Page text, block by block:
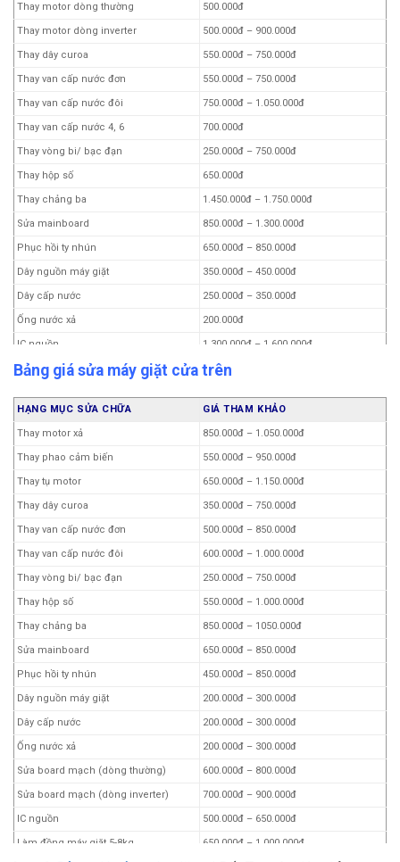
Thay motor dòng thường 500.000đ
Thay motor dòng inverter 500.000đ – 900.000đ
Thay dây curoa 550.000đ – 750.000đ
Thay van cấp nước đơn 550.000đ – 750.000đ
Thay van cấp nước đôi 750.000đ – 1.050.000đ
Thay van cấp nước 4, 6 700.000đ
Thay vòng bi/ bạc đạn 250.000đ – 750.000đ
Thay hộp số 650.000đ
Thay chảng ba 1.450.000đ – 1.750.000đ
Sửa mainboard 850.000đ – 1.300.000đ
Phục hồi ty nhún 650.000đ – 850.000đ
Dây nguồn máy giặt 350.000đ – 450.000đ
Dây cấp nước 250.000đ – 350.000đ
Ống nước xả 200.000đ
IC nguồn 1.300.000đ – 1.600.000đ
Thay bộ nguồn (dòng inverter) 1.650.000đ – 2.550.000đ
(mâm từ)
1.800.000đ – 2.200.000đ
Làm đồng máy giặt 5-8 kg 1.200.000đ – 1.700.000đ
Làm đồng máy giặt 8.5-12 kg 1.400.000đ – 1.800.000đ
Tay nắm cánh cửa 850.000đ – 950.000đ
Công tắc cửa 250.000đ – 1.000.000đ
Thi công đường ống cấp nước 250.000đ – 400.000đ
Vệ sinh máy giặt 300.000đ – 850.000đ
Chân kê máy giặt 150.000đ
Thay túi lưới lọc máy giặt 10.000đ
Bu lông ốc (3 cái) 15.000đ
Lò xo côn 10.000đ
Ốc đóng mâm 30.000đ
Mâm máy giặt 150.000đ
Con lăn mâm máy giặt 60.000đ
Đầu nối ren dây cấp nước 10.000đ
Lò xo xoáy máy giặt 25.000đ
Móc chốt khoá cửa máy giặt 25.000đ
Cảo mâm máy giặt 130.000đ
Vải che bụi máy giặt 115.000đ
Bảng giá sửa máy giặt cửa trên
HẠNG MỤC SỬA CHỮA GIÁ THAM KHẢO
Thay motor xả 850.000đ – 1.050.000đ
Thay phao cảm biến 550.000đ – 950.000đ
Thay tụ motor 650.000đ – 1.150.000đ
Thay dây curoa 350.000đ – 750.000đ
Thay van cấp nước đơn 500.000đ – 850.000đ
Thay van cấp nước đôi 600.000đ – 1.000.000đ
Thay vòng bi/ bạc đạn 250.000đ – 750.000đ
Thay hộp số 550.000đ – 1.000.000đ
Thay chảng ba 850.000đ – 1050.000đ
Sửa mainboard 650.000đ – 850.000đ
Phục hồi ty nhún 450.000đ – 850.000đ
Dây nguồn máy giặt 200.000đ – 300.000đ
Dây cấp nước 200.000đ – 300.000đ
Ống nước xả 200.000đ – 300.000đ
Sửa board mạch (dòng thường) 600.000đ – 800.000đ
Sửa board mạch (dòng inverter) 700.000đ – 900.000đ
IC nguồn 500.000đ – 650.000đ
Làm đồng máy giặt 5-8kg 650.000đ – 1.000.000đ